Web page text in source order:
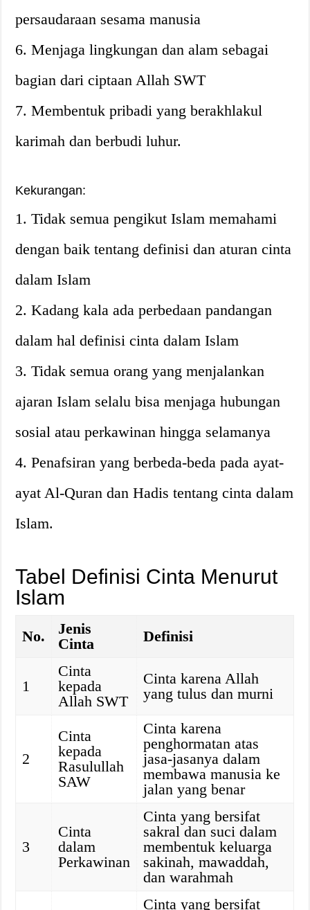
persaudaraan sesama manusia
6. Menjaga lingkungan dan alam sebagai
bagian dari ciptaan Allah SWT
7. Membentuk pribadi yang berakhlakul
karimah dan berbudi luhur.
Kekurangan:
1. Tidak semua pengikut Islam memahami
dengan baik tentang definisi dan aturan cinta
dalam Islam
2. Kadang kala ada perbedaan pandangan
dalam hal definisi cinta dalam Islam
3. Tidak semua orang yang menjalankan
ajaran Islam selalu bisa menjaga hubungan
sosial atau perkawinan hingga selamanya
4. Penafsiran yang berbeda-beda pada ayat-
ayat Al-Quran dan Hadis tentang cinta dalam
Islam.
Tabel Definisi Cinta Menurut
Islam
No.
Jenis
Cinta
Definisi
1
Cinta
kepada
Allah SWT
Cinta karena Allah
yang tulus dan murni
2
Cinta
kepada
Rasulullah
SAW
Cinta karena
penghormatan atas
jasa-jasanya dalam
membawa manusia ke
jalan yang benar
3
Cinta
dalam
Perkawinan
Cinta yang bersifat
sakral dan suci dalam
membentuk keluarga
sakinah, mawaddah,
dan warahmah
Cinta yang bersifat